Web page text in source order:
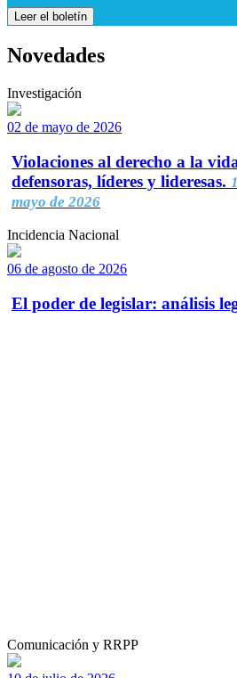
Leer el boletín
Novedades
Investigación
02 de mayo de 2026
Violaciones al derecho a la
defensoras, líderes y lideresas.
mayo de 2026
Incidencia Nacional
06 de agosto de 2026
El poder de legislar: análisis
Comunicación y RRPP